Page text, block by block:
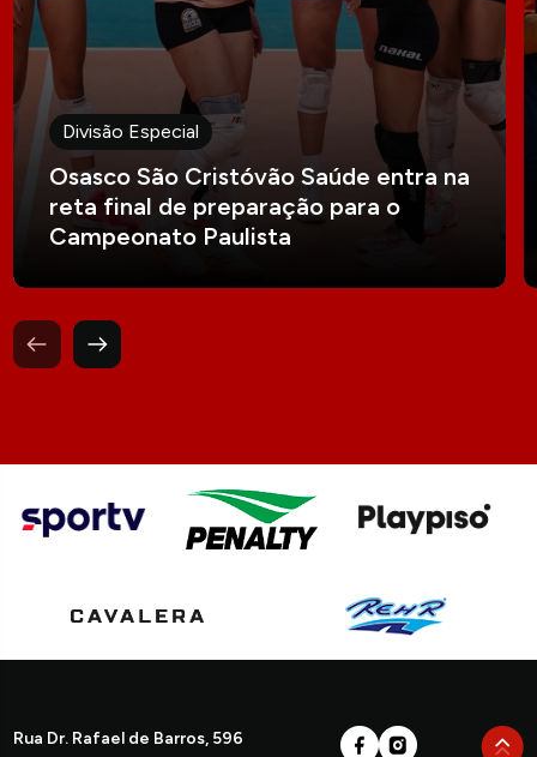
Divisão Especial
Osasco São Cristóvão Saúde entra na
reta final de preparação para o
Campeonato Paulista
Rua Dr. Rafael de Barros, 596